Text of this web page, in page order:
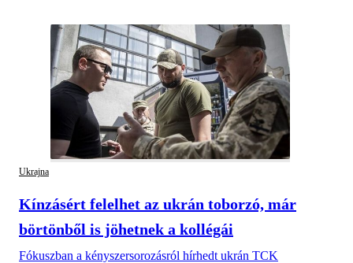
Ukrajna
Kínzásért felelhet az ukrán toborzó, már
börtönből is jöhetnek a kollégái
Fókuszban a kényszersorozásról hírhedt ukrán TCK